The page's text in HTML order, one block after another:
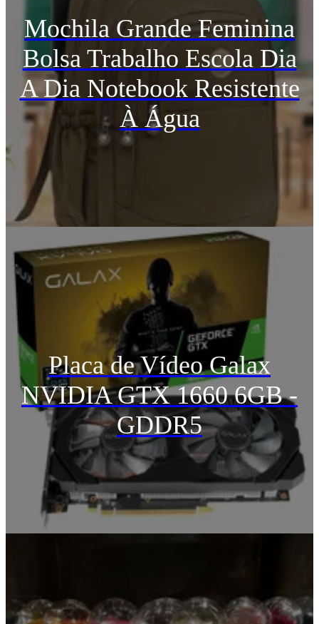
Mochila Grande Feminina
Bolsa Trabalho Escola Dia
A Dia Notebook Resistente
À Água
Placa de Vídeo Galax
NVIDIA GTX 1660 6GB -
GDDR5